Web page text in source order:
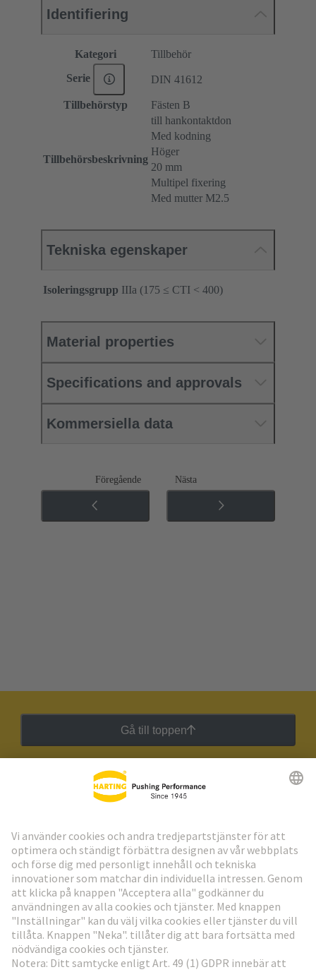
Identifiering
Kategori Tillbehör
Serie DIN 41612
Tillbehörstyp Fästen B
Tillbehörsbeskrivning
till hankontaktdon
Med kodning
Höger
20 mm
Multipel fixering
Med mutter M2.5
Tekniska egenskaper
Isoleringsgrupp IIIa (175 ≤ CTI < 400)
Material properties
Specifications and approvals
Kommersiella data
Föregående Nästa
Gå till toppen
HARTING:s nyhetsbrev
Gå till registrering
Social Media